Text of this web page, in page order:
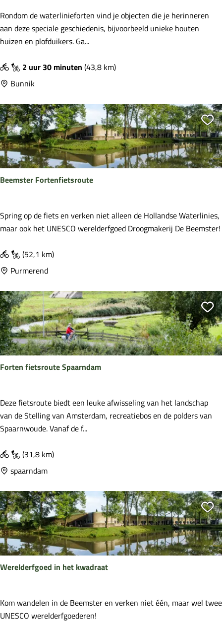
m
m
e
i
e
H
o
u
e
n
u
i
z
e
n
,
s
n
e
f
o
t
e
n
r
o
u
Rondom de waterlinieforten vind je objecten die je herinneren
aan deze speciale geschiedenis, bijvoorbeeld unieke houten
huizen en plofduikers. Ga...
2 uur 30 minuten (43,8 km)
Bunnik
Beemster Fortenfietsroute
B
e
m
s
e
r
F
o
r
t
e
i
e
t
r
o
t
e
Spring op de fiets en verken niet alleen de Hollandse Waterlinies,
maar ook het UNESCO werelderfgoed Droogmakerij De Beemster!
(52,1 km)
Purmerend
Forten fietsroute Spaarndam
F
o
r
e
n
i
e
t
s
r
o
u
S
p
Deze fietsroute biedt een leuke afwisseling van het landschap
van de Stelling van Amsterdam, recreatiebos en de polders van
Spaarnwoude. Vanaf de f...
(31,8 km)
spaarndam
Werelderfgoed in het kwadraat
W
e
Kom wandelen in de Beemster en verken niet één, maar wel twee
UNESCO werelderfgoederen!